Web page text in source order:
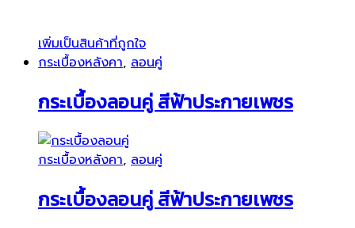
เพิ่มเป็นสินค้าที่ถูกใจ
กระเบื้องหลังคา, ลอนคู่
กระเบื้องลอนคู่ สีฟ้าประกายเพชร
กระเบื้องหลังคา, ลอนคู่
กระเบื้องลอนคู่ สีฟ้าประกายเพชร